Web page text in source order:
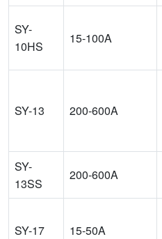
SY-
10HS
15-100A
SY-13 200-600A
SY-
13SS
200-600A
SY-17 15-50A